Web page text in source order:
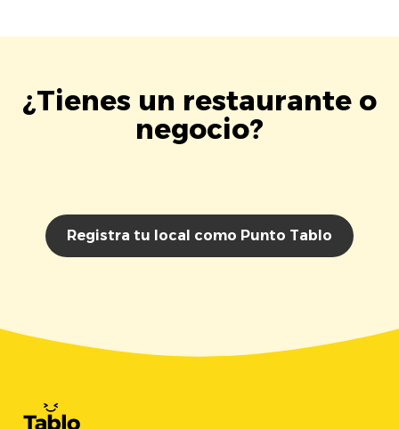
¿Tienes un restaurante o
negocio?
Registra tu local como Punto Tablo